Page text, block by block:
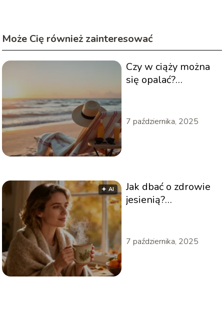
Może Cię również zainteresować
Czy w ciąży można
się opalać?
7 października, 2025
🟅 AI
Jak dbać o zdrowie
jesienią?
odporność
7 października, 2025